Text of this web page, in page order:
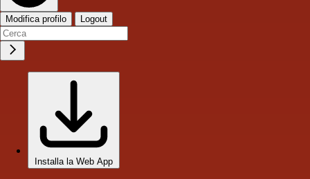
Modifica profilo Logout
Installa la Web App